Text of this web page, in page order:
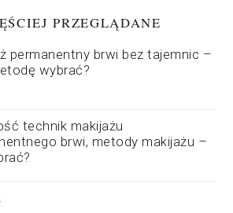
PRZEGLĄDANE
permanentny brwi bez tajemnic –
wybrać?
technik makijażu
brwi, metody makijażu –